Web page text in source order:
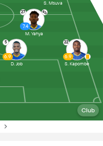
Club
5
6.9
D. Job
22
6.9
S. Kapombe
27
7.4
M. Yahya
S. Msuva